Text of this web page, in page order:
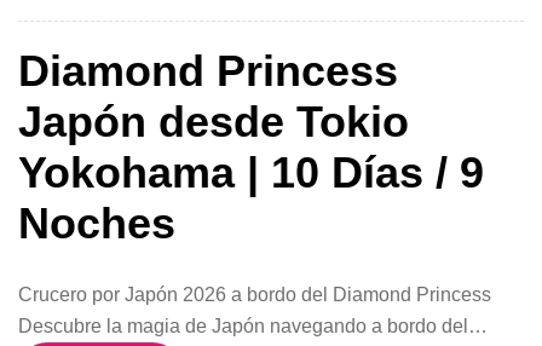
Diamond Princess
Japón desde Tokio
Yokohama | 10 Días / 9
Noches
Crucero por Japón 2026 a bordo del Diamond Princess
Descubre la magia de Japón navegando a bordo del